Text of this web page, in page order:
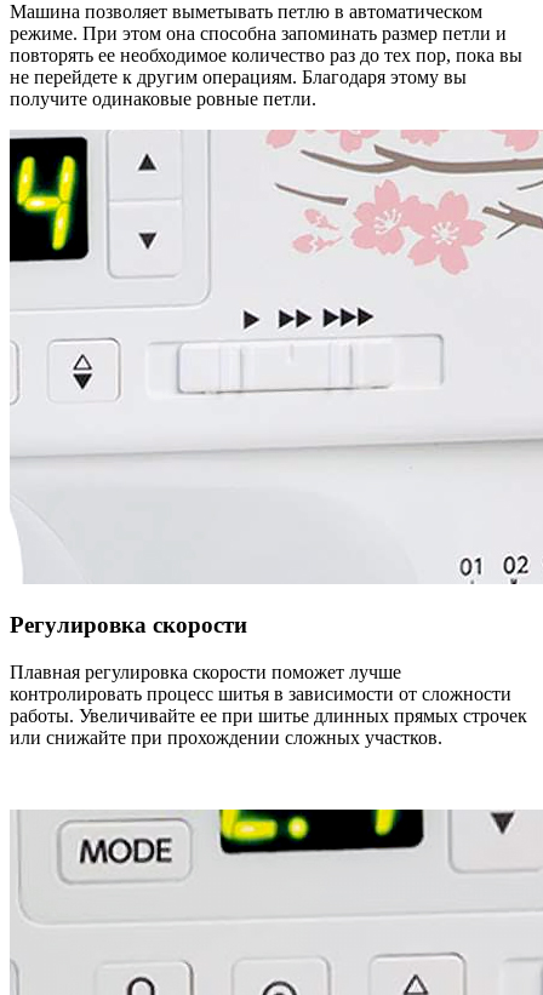
Машина позволяет выметывать петлю в автоматическом
режиме. При этом она способна запоминать размер петли и
повторять ее необходимое количество раз до тех пор, пока вы
не перейдете к другим операциям. Благодаря этому вы
получите одинаковые ровные петли.
Регулировка скорости
Плавная регулировка скорости поможет лучше
контролировать процесс шитья в зависимости от сложности
работы. Увеличивайте ее при шитье длинных прямых строчек
или снижайте при прохождении сложных участков.